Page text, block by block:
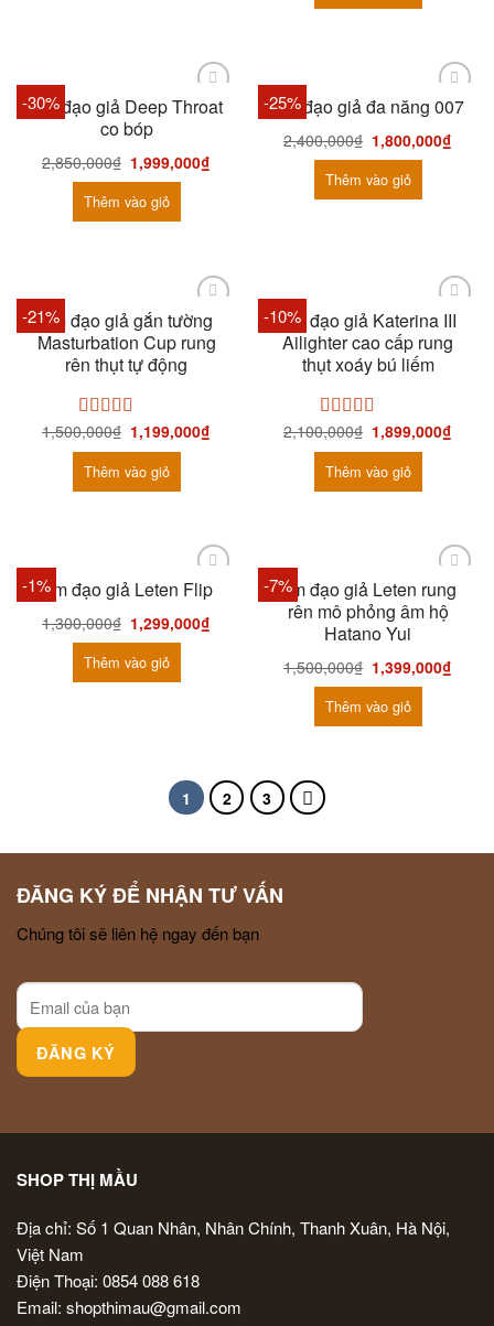
-30%
Âm đạo giả Deep Throat
co bóp
2,850,000₫ 1,999,000₫
Thêm vào giỏ
-25%
Âm đạo giả đa năng 007
2,400,000₫ 1,800,000₫
Thêm vào giỏ
-21%Âm đạo giả gắn tường
Masturbation Cup rung
rên thụt tự động
Được xếp
hạng5.005
sao
1,500,000₫ 1,199,000₫
Thêm vào giỏ
-10%
Âm đạo giả Katerina III
Ailighter cao cấp rung
thụt xoáy bú liếm
Được xếp
hạng5.005
sao
2,100,000₫ 1,899,000₫
Thêm vào giỏ
-1%Âm đạo giả Leten Flip
1,300,000₫ 1,299,000₫
Thêm vào giỏ
-7%Âm đạo giả Leten rung
rên mô phỏng âm hộ
Hatano Yui
1,500,000₫ 1,399,000₫
Thêm vào giỏ
1 2 3
ĐĂNG KÝ ĐỂ NHẬN TƯ VẤN
Chúng tôi sẽ liên hệ ngay đến bạn
SHOP THỊ MẦU
Địa chỉ: Số 1 Quan Nhân, Nhân Chính, Thanh Xuân, Hà Nội,
Việt Nam
Điện Thoại: 0854 088 618
Email: shopthimau@gmail.com